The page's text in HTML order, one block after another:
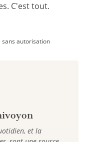
et la
C'est tout.
autorisation